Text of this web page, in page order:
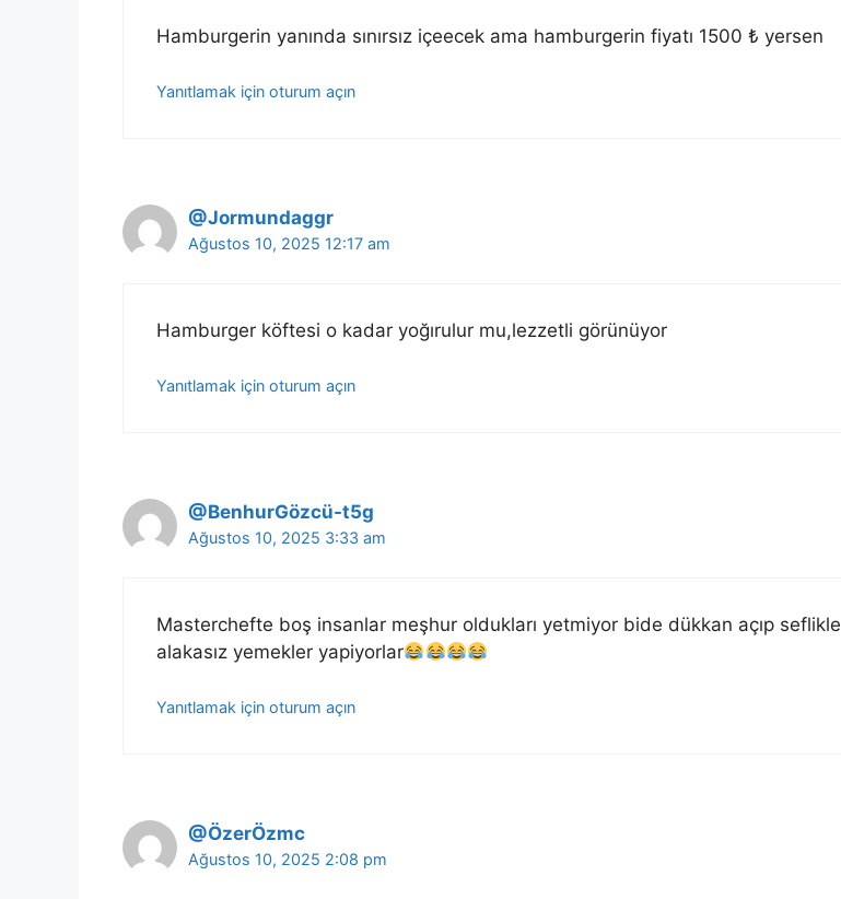
Hamburgerin yanında sınırsız içeecek ama hamburgerin fiyatı 1500 ₺ yersen
Yanıtlamak için oturum açın
@Jormundaggr
Ağustos 10, 2025 12:17 am
Hamburger köftesi o kadar yoğırulur mu,lezzetli görünüyor
Yanıtlamak için oturum açın
@BenhurGözcü-t5g
Ağustos 10, 2025 3:33 am
Masterchefte boş insanlar meşhur oldukları yetmiyor bide dükkan açıp seflikle
alakasız yemekler yapiyorlar
Yanıtlamak için oturum açın
@ÖzerÖzmc
Ağustos 10, 2025 2:08 pm